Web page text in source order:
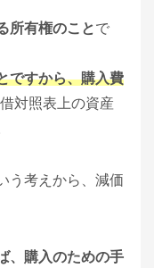
所有権のことで
ですから、購入費
対照表上の資産
う考えから、減価
、購入のための手